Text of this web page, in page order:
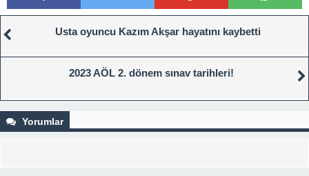
Usta oyuncu Kazım Akşar hayatını kaybetti
2023 AÖL 2. dönem sınav tarihleri!
Yorumlar